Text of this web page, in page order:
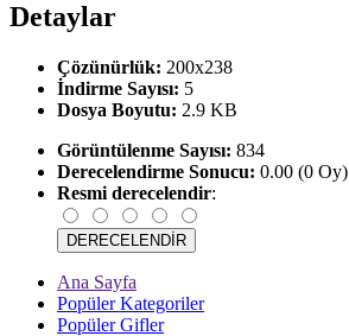
Detaylar
Çözünürlük: 200x238
İndirme Sayısı: 5
Dosya Boyutu: 2.9 KB
Görüntülenme Sayısı: 834
Derecelendirme Sonucu: 0.00 (0 Oy)
Resmi derecelendir:
Ana Sayfa
Popüler Kategoriler
Popüler Gifler